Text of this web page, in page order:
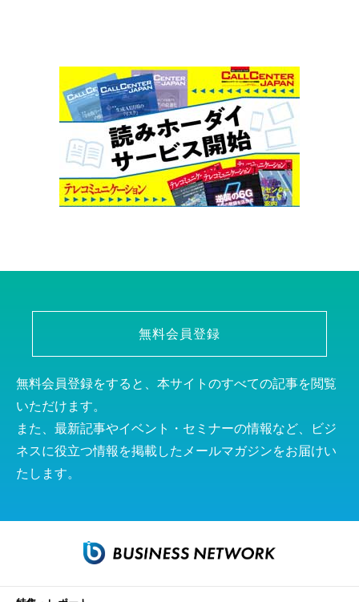
無料会員登録
無料会員登録をすると、本サイトのすべての記事を閲覧
いただけます。
また、最新記事やイベント・セミナーの情報など、ビジ
ネスに役立つ情報を掲載したメールマガジンをお届けい
たします。